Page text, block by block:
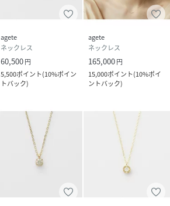
agete
ネックレス
60,500円
5,500ポイント(10%ポイン
トバック)
agete
ネックレス
165,000円
15,000ポイント(10%ポイ
ントバック)